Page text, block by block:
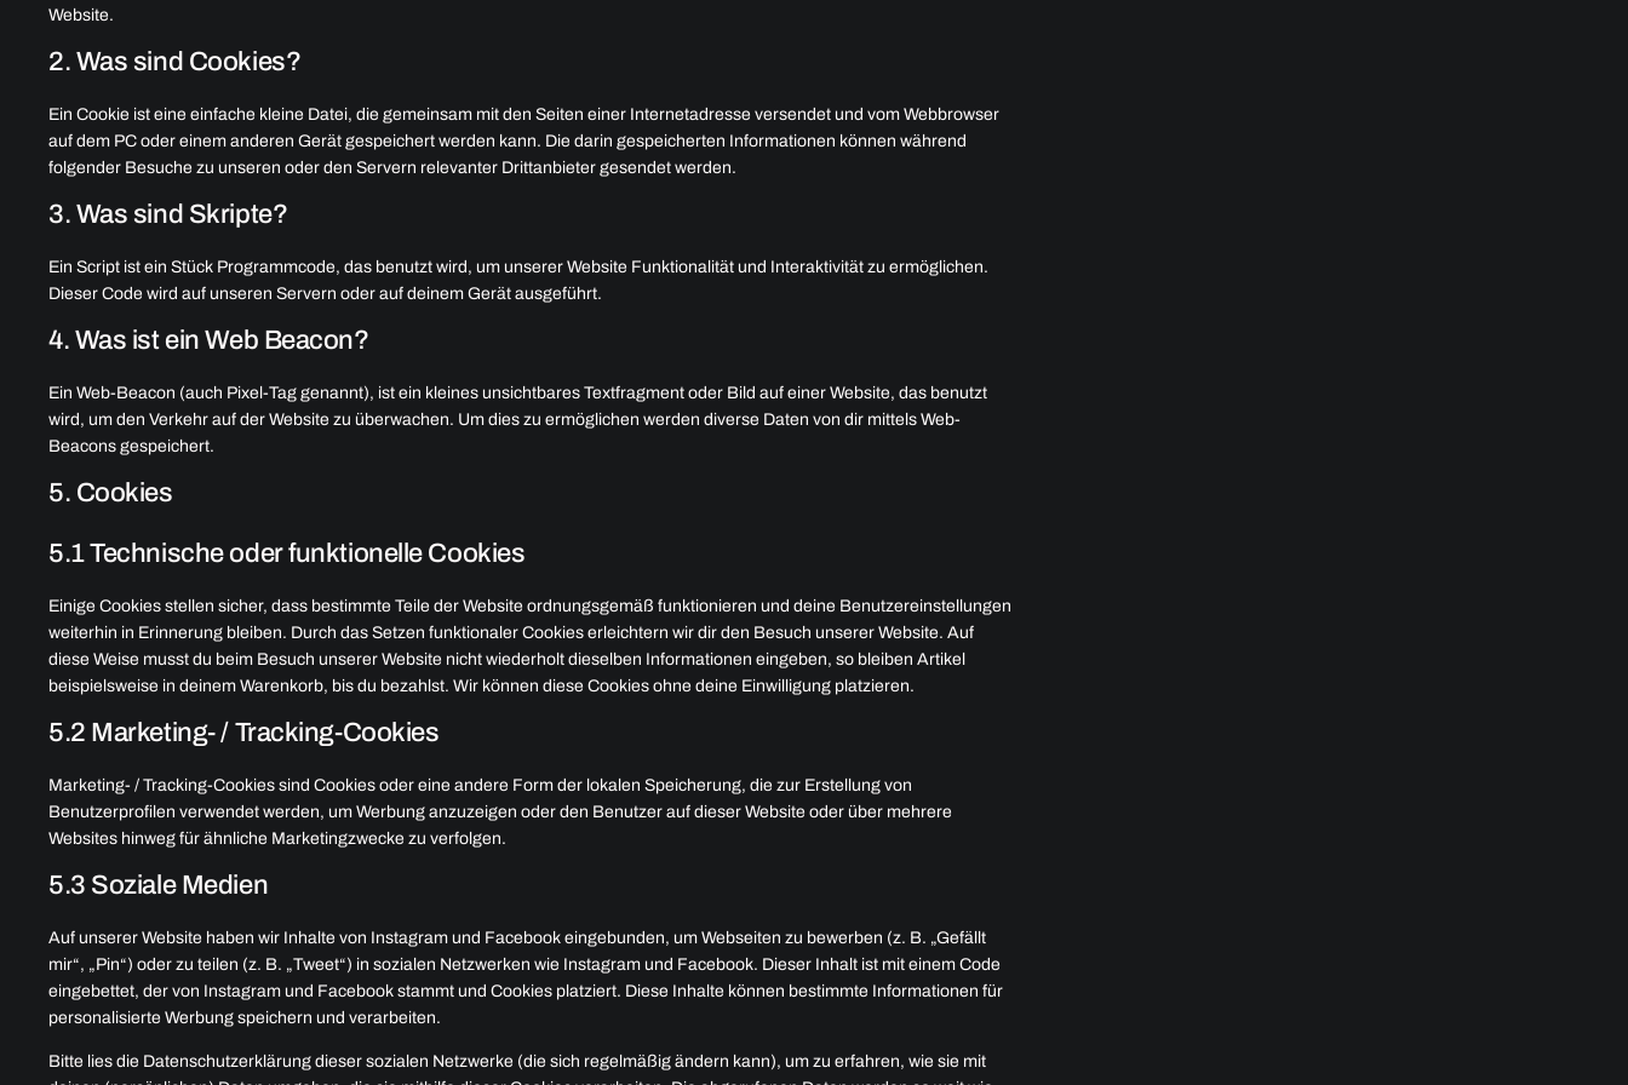
Website.
2. Was sind Cookies?
Ein Cookie ist eine einfache kleine Datei, die gemeinsam mit den Seiten einer Internetadresse versendet und vom Webbrowser
auf dem PC oder einem anderen Gerät gespeichert werden kann. Die darin gespeicherten Informationen können während
folgender Besuche zu unseren oder den Servern relevanter Drittanbieter gesendet werden.
3. Was sind Skripte?
Ein Script ist ein Stück Programmcode, das benutzt wird, um unserer Website Funktionalität und Interaktivität zu ermöglichen.
Dieser Code wird auf unseren Servern oder auf deinem Gerät ausgeführt.
4. Was ist ein Web Beacon?
Ein Web-Beacon (auch Pixel-Tag genannt), ist ein kleines unsichtbares Textfragment oder Bild auf einer Website, das benutzt
wird, um den Verkehr auf der Website zu überwachen. Um dies zu ermöglichen werden diverse Daten von dir mittels Web-
Beacons gespeichert.
5. Cookies
5.1 Technische oder funktionelle Cookies
Einige Cookies stellen sicher, dass bestimmte Teile der Website ordnungsgemäß funktionieren und deine Benutzereinstellungen
weiterhin in Erinnerung bleiben. Durch das Setzen funktionaler Cookies erleichtern wir dir den Besuch unserer Website. Auf
diese Weise musst du beim Besuch unserer Website nicht wiederholt dieselben Informationen eingeben, so bleiben Artikel
beispielsweise in deinem Warenkorb, bis du bezahlst. Wir können diese Cookies ohne deine Einwilligung platzieren.
5.2 Marketing- / Tracking-Cookies
Marketing- / Tracking-Cookies sind Cookies oder eine andere Form der lokalen Speicherung, die zur Erstellung von
Benutzerprofilen verwendet werden, um Werbung anzuzeigen oder den Benutzer auf dieser Website oder über mehrere
Websites hinweg für ähnliche Marketingzwecke zu verfolgen.
5.3 Soziale Medien
Auf unserer Website haben wir Inhalte von Instagram und Facebook eingebunden, um Webseiten zu bewerben (z. B. „Gefällt
mir“, „Pin“) oder zu teilen (z. B. „Tweet“) in sozialen Netzwerken wie Instagram und Facebook. Dieser Inhalt ist mit einem Code
eingebettet, der von Instagram und Facebook stammt und Cookies platziert. Diese Inhalte können bestimmte Informationen für
personalisierte Werbung speichern und verarbeiten.
Bitte lies die Datenschutzerklärung dieser sozialen Netzwerke (die sich regelmäßig ändern kann), um zu erfahren, wie sie mit